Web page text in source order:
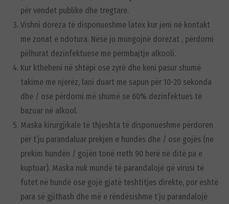
për vendet publike dhe tregtare.
Vishni doreza të disponueshme latex kur jeni në kontakt
me zonat e ndotura. Nëse ju mungojnë dorezat , përdorni
pëlhurat dezinfektuese me përmbajtje alkooli.
Kur ktheheni në shtëpi ose zyrë dhe keni pasur shumë
takime me njerëz, lani duart me sapun për 10-20 sekonda
dhe / ose përdorni më shumë se 60% dezinfektues të
bazuar në alkool.
Maska kirurgjikale të thjeshta të disponueshme përdoren
për t’ju parandaluar prekjen e hundës dhe / ose gojës (ne
prekim hundën / gojën tonë rreth 90 herë në ditë pa e
kuptuar). Maska nuk mundë të parandalojë që virusi të
futet në hundë ose gojë gjatë teshtitjes direkte, por është
para së gjithash dhe më e rëndësishme t’ju parandalojë